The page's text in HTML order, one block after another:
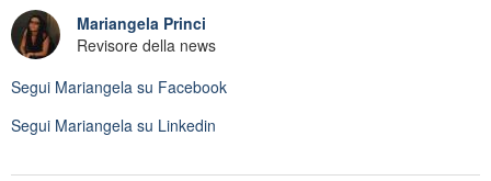
Mariangela Princi
Revisore della news
Segui Mariangela su Facebook
Segui Mariangela su Linkedin